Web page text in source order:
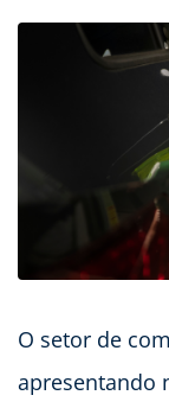
O setor de
apresentando